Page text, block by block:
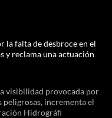
la falta de desbroce en el
y reclama una actuación
visibilidad provocada por
peligrosas, incrementa el
Hidrográfi